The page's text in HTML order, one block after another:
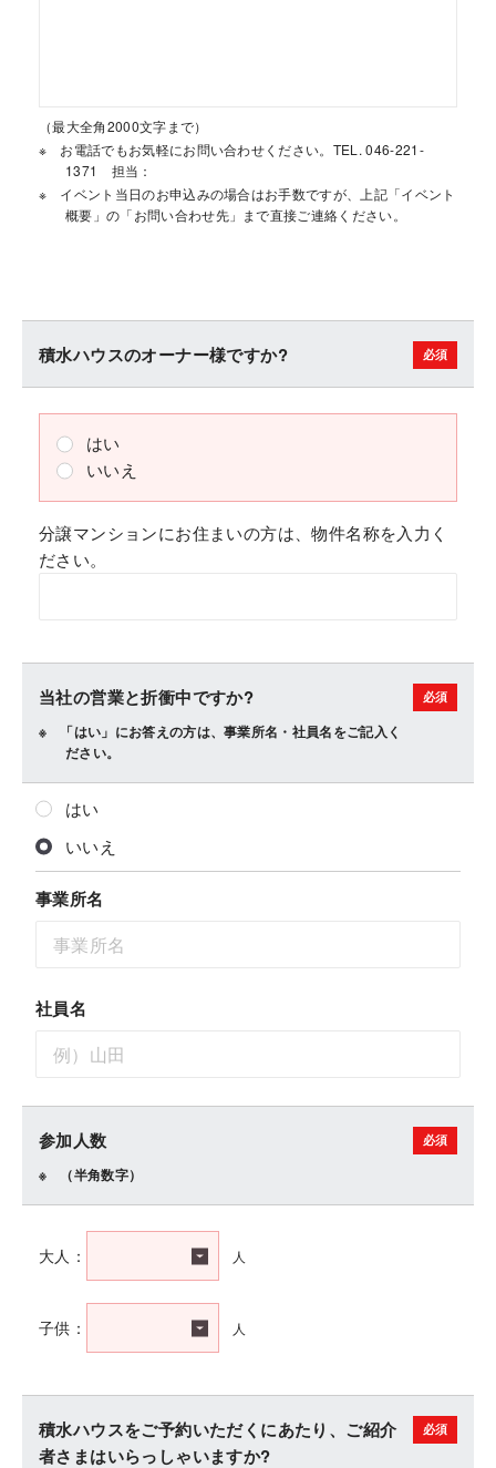
（最大全角2000文字まで）
お電話でもお気軽にお問い合わせください。TEL. 046-221-
1371 担当：
イベント当日のお申込みの場合はお手数ですが、上記「イベント
概要」の「お問い合わせ先」まで直接ご連絡ください。
積水ハウスのオーナー様ですか?
はい
いいえ
分譲マンションにお住まいの方は、物件名称を入力く
ださい。
当社の営業と折衝中ですか?
「はい」にお答えの方は、事業所名・社員名をご記入く
ださい。
はい
いいえ
事業所名
社員名
参加人数
（半角数字）
大人： 人
子供： 人
積水ハウスをご予約いただくにあたり、ご紹介
者さまはいらっしゃいますか?